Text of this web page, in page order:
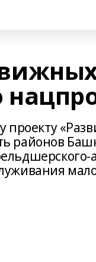
проекту
районов